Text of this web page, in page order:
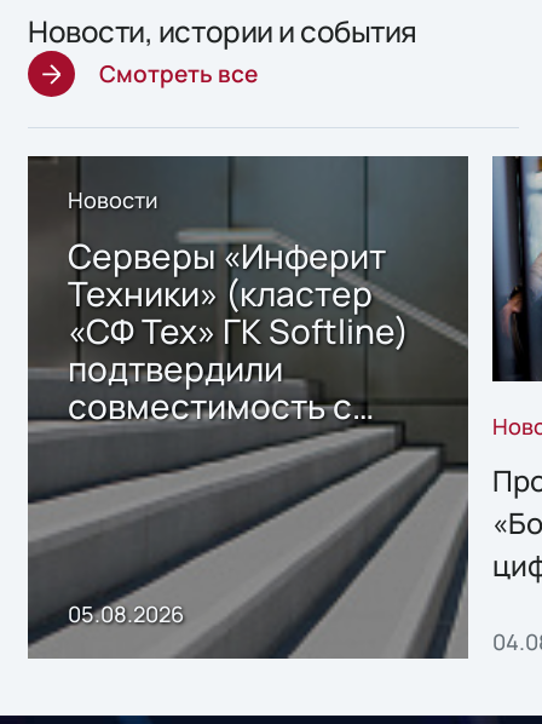
Новости, истории и события
Смотреть все
Новости
Серверы «Инферит
Техники» (кластер
«СФ Тех» ГК Softline)
подтвердили
совместимость с
решением Sharx
Storage 2.x для
хранения данных
05.08.2026